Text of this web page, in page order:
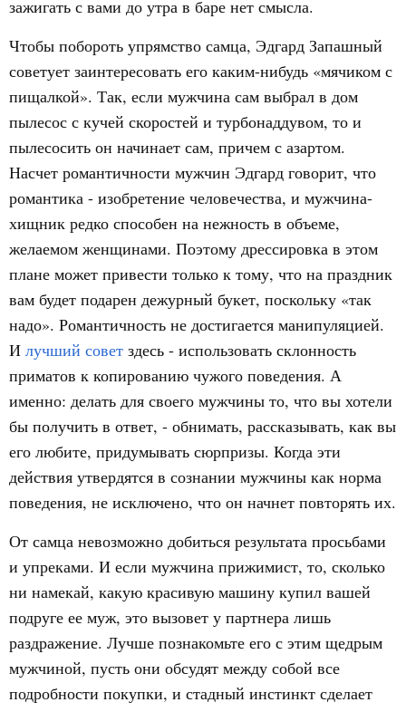
зажигать с вами до утра в баре нет смысла.
Чтобы побороть упрямство самца, Эдгард Запашный
советует заинтересовать его каким-нибудь «мячиком с
пищалкой». Так, если мужчина сам выбрал в дом
пылесос с кучей скоростей и турбонаддувом, то и
пылесосить он начинает сам, причем с азартом.
Насчет романтичности мужчин Эдгард говорит, что
романтика - изобретение человечества, и мужчина-
хищник редко способен на нежность в объеме,
желаемом женщинами. Поэтому дрессировка в этом
плане может привести только к тому, что на праздник
вам будет подарен дежурный букет, поскольку «так
надо». Романтичность не достигается манипуляцией.
И лучший совет здесь - использовать склонность
приматов к копированию чужого поведения. А
именно: делать для своего мужчины то, что вы хотели
бы получить в ответ, - обнимать, рассказывать, как вы
его любите, придумывать сюрпризы. Когда эти
действия утвердятся в сознании мужчины как норма
поведения, не исключено, что он начнет повторять их.
От самца невозможно добиться результата просьбами
и упреками. И если мужчина прижимист, то, сколько
ни намекай, какую красивую машину купил вашей
подруге ее муж, это вызовет у партнера лишь
раздражение. Лучше познакомьте его с этим щедрым
мужчиной, пусть они обсудят между собой все
подробности покупки, и стадный инстинкт сделает